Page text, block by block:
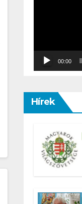
00:00
Hírek